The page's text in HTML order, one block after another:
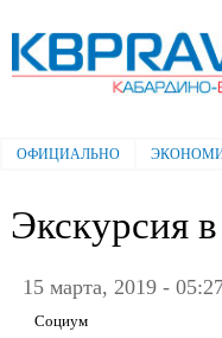
Электронная газета
Балкарская правда"
Главное меню
ОФИЦИАЛЬНО
Экскурсия
15 марта, 2019 -
Социум